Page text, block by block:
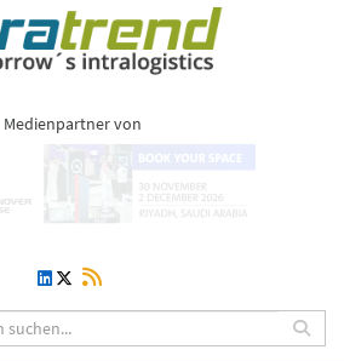
Medienpartner von
MENU